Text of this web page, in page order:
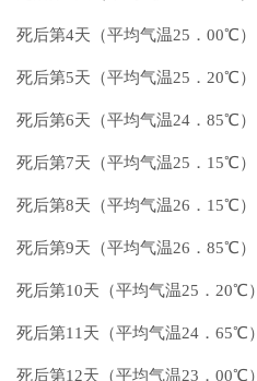
死后第4天（平均气温25．00℃）
死后第5天（平均气温25．20℃）
死后第6天（平均气温24．85℃）
死后第7天（平均气温25．15℃）
死后第8天（平均气温26．15℃）
死后第9天（平均气温26．85℃）
死后第10天（平均气温25．20℃）
死后第11天（平均气温24．65℃）
死后第12天（平均气温23．00℃）